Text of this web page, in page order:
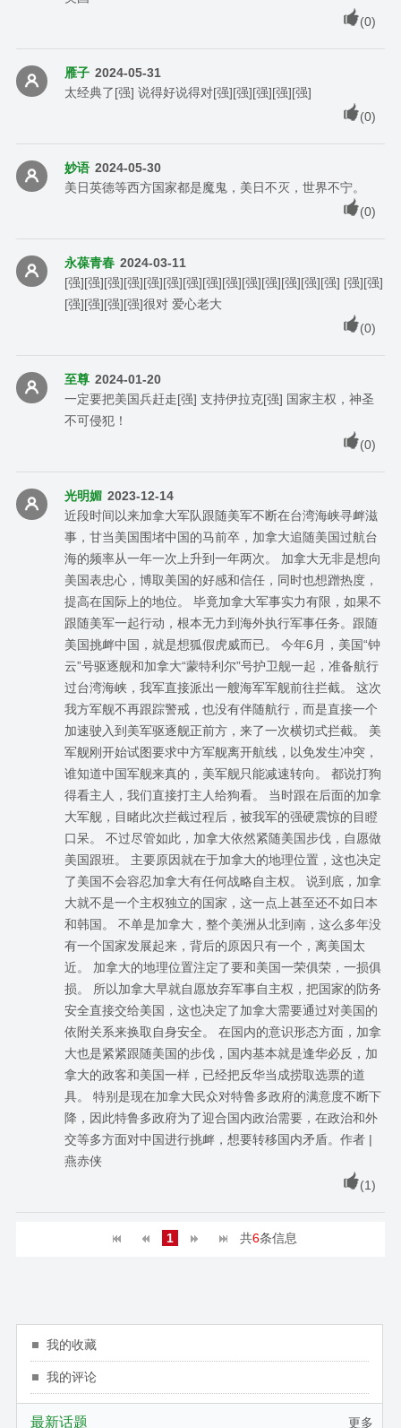
(0)
雁子 2024-05-31
太经典了[强] 说得好说得对[强][强][强][强][强]
(0)
妙语 2024-05-30
美日英德等西方国家都是魔鬼，美日不灭，世界不宁。
(0)
永葆青春 2024-03-11
[强][强][强][强][强][强][强][强][强][强][强][强][强][强] [强][强]
[强][强][强][强]很对 爱心老大
(0)
至尊 2024-01-20
一定要把美国兵赶走[强] 支持伊拉克[强] 国家主权，神圣
不可侵犯！
(0)
光明媚 2023-12-14
近段时间以来加拿大军队跟随美军不断在台湾海峡寻衅滋
事，甘当美国围堵中国的马前卒，加拿大追随美国过航台
海的频率从一年一次上升到一年两次。 加拿大无非是想向
美国表忠心，博取美国的好感和信任，同时也想蹭热度，
提高在国际上的地位。 毕竟加拿大军事实力有限，如果不
跟随美军一起行动，根本无力到海外执行军事任务。跟随
美国挑衅中国，就是想狐假虎威而已。 今年6月，美国“钟
云”号驱逐舰和加拿大“蒙特利尔”号护卫舰一起，准备航行
过台湾海峡，我军直接派出一艘海军军舰前往拦截。 这次
我方军舰不再跟踪警戒，也没有伴随航行，而是直接一个
加速驶入到美军驱逐舰正前方，来了一次横切式拦截。 美
军舰刚开始试图要求中方军舰离开航线，以免发生冲突，
谁知道中国军舰来真的，美军舰只能减速转向。 都说打狗
得看主人，我们直接打主人给狗看。 当时跟在后面的加拿
大军舰，目睹此次拦截过程后，被我军的强硬震惊的目瞪
口呆。 不过尽管如此，加拿大依然紧随美国步伐，自愿做
美国跟班。 主要原因就在于加拿大的地理位置，这也决定
了美国不会容忍加拿大有任何战略自主权。 说到底，加拿
大就不是一个主权独立的国家，这一点上甚至还不如日本
和韩国。 不单是加拿大，整个美洲从北到南，这么多年没
有一个国家发展起来，背后的原因只有一个，离美国太
近。 加拿大的地理位置注定了要和美国一荣俱荣，一损俱
损。 所以加拿大早就自愿放弃军事自主权，把国家的防务
安全直接交给美国，这也决定了加拿大需要通过对美国的
依附关系来换取自身安全。 在国内的意识形态方面，加拿
大也是紧紧跟随美国的步伐，国内基本就是逢华必反，加
拿大的政客和美国一样，已经把反华当成捞取选票的道
具。 特别是现在加拿大民众对特鲁多政府的满意度不断下
降，因此特鲁多政府为了迎合国内政治需要，在政治和外
交等多方面对中国进行挑衅，想要转移国内矛盾。作者 |
燕赤侠
(1)
1 共6条信息
我的收藏
我的评论
更多
最新话题